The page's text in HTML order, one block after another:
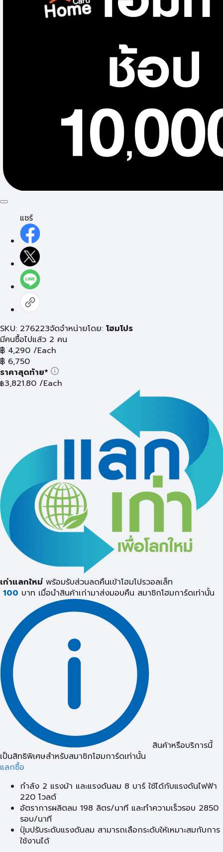
แชร์
SKU: 276223จัดจำหน่ายโดย: โฮมโปร
มีคนซื้อไปแล้ว 2 คน
฿ 4,290 /Each
฿ 6,750
ราคาสุดท้าย*
฿3,821.80 /Each
เก่าแลกใหม่ พร้อมรับส่วนลดคืนเข้าโฮมโปรวอลเล็ท
100 บาท เมื่อนำสินค้าเก่ามาส่งมอบคืน สมาชิกโฮมการ์ดเท่านั้น
สินค้าหรือบริการนี้
เป็นสิทธิพิเศษสำหรับสมาชิกโฮมการ์ดเท่านั้น
แลกซื้อ
กำลัง 2 แรงม้า และแรงดันลม 8 บาร์ ใช้ได้กับแรงดันไฟฟ้า
220 โวลต์
อัตราการผลิตลม 198 ลิตร/นาที และทำความเร็วรอบ 2850
รอบ/นาที
ปุ่มปรับระดับแรงดันลม สามารถเลือกระดับให้เหมาะสมกับการ
ใช้งานได้